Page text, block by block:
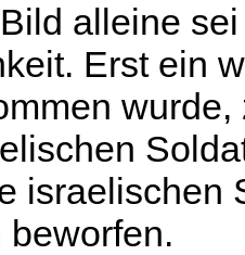
alleine
Erst ein
israelischen
beworfen.